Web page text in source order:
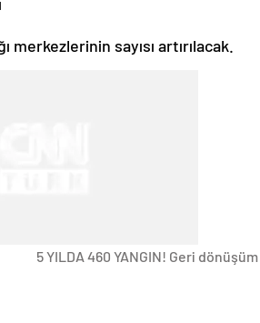
merkezlerinin sayısı artırılacak.
5 YILDA 460 YANGIN! Geri